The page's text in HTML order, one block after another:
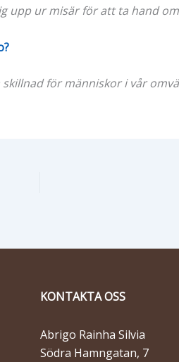
upp ur misär för att ta hand
för människor i vår
KONTAKTA OSS
Abrigo Rainha Silvia
Södra Hamngatan, 7